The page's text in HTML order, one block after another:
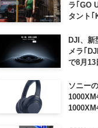
ラ｢GO
タント｢
などが
DJI、新
メラ｢
で8月13
ソニー